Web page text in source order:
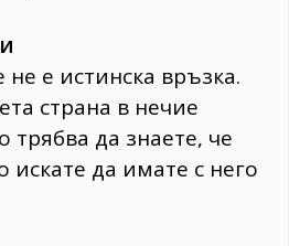
е истинска връзка.
страна в нечие
трябва да знаете, че
искате да имате с него